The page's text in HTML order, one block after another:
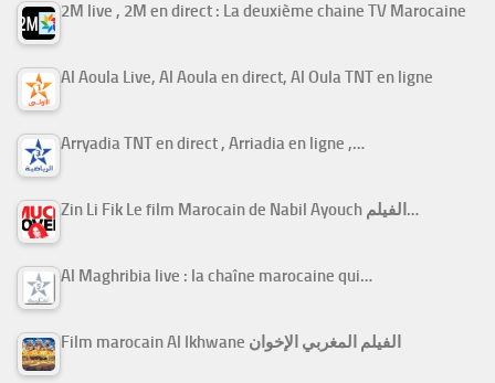
2M live , 2M en direct : La deuxième chaine TV Marocaine
Al Aoula Live, Al Aoula en direct, Al Oula TNT en ligne
Arryadia TNT en direct , Arriadia en ligne ,…
Zin Li Fik Le film Marocain de Nabil Ayouch الفيلم…
Al Maghribia live : la chaîne marocaine qui…
Film marocain Al Ikhwane الفيلم المغربي الإخوان